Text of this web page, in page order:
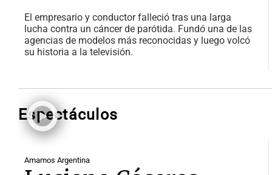
El empresario y conductor falleció tras una larga
lucha contra un cáncer de parótida. Fundó una de las
agencias de modelos más reconocidas y luego volcó
su historia a la televisión.
Espectáculos
Amamos Argentina